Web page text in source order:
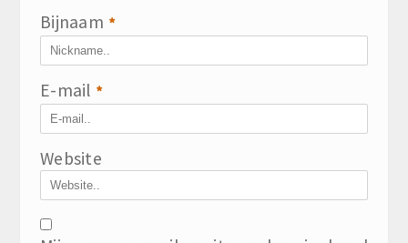
Bijnaam *
E-mail *
Website